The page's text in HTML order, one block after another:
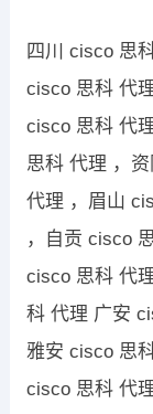
四川 cisco 思
cisco 思科 代
cisco 思科 代
思科 代理 ，
代理 ，眉山
，自贡 cisco
cisco 思科 代
科 代理 广安
雅安 cisco 思
cisco 思科 代